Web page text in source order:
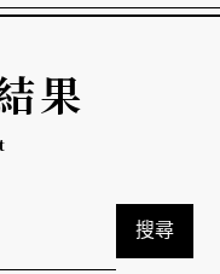
果
搜尋